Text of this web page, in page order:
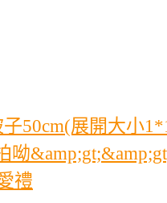
50cm(展開大小
禮